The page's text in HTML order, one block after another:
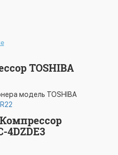
TOSHIBA
модель TOSHIBA
4DZDE3